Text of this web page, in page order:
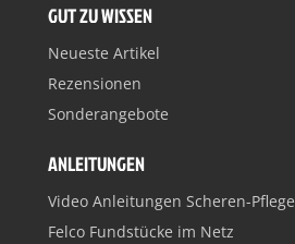
GUT ZU WISSEN
Neueste Artikel
Rezensionen
Sonderangebote
ANLEITUNGEN
Video Anleitungen Scheren-Pflege
Felco Fundstücke im Netz